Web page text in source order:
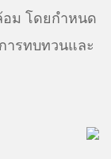
ม โดยกำหนด
ารทบทวนและ